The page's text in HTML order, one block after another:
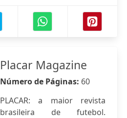
Placar Magazine
Número de Páginas: 60
PLACAR: a maior revista
brasileira de futebol.